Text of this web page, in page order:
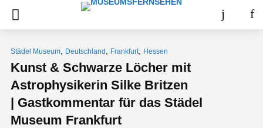
Städel Museum Deutschland Frankfurt Hessen
Kunst & Schwarze Löcher mit
Astrophysikerin Silke Britzen
| Gastkommentar für das Städel
Museum Frankfurt